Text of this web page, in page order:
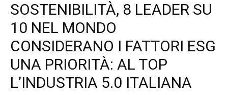
SOSTENIBILITÀ, 8 LEADER SU
10 NEL MONDO
CONSIDERANO I FATTORI ESG
UNA PRIORITÀ: AL TOP
L’INDUSTRIA 5.0 ITALIANA